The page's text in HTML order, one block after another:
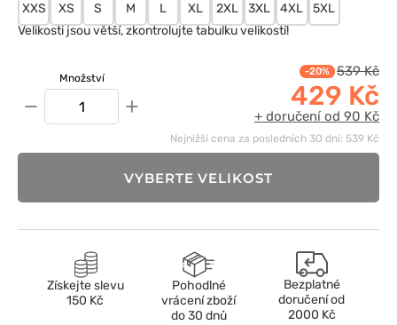
XXS
XS S M L XL 2XL 3XL 4XL
5XL
Velikosti jsou větší, zkontrolujte tabulku velikostí!
Množství
− +
-20% 539 Kč
429 Kč
+ doručení od 90 Kč
Nejnižší cena za posledních 30 dní: 539 Kč
VYBERTE VELIKOST
Získejte slevu
150 Kč
Pohodlné
vrácení zboží
do 30 dnů
Bezplatné
doručení od
2000 Kč